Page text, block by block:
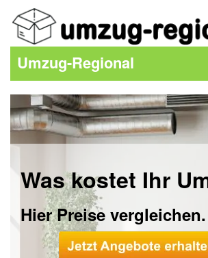
Umzug-Regional
Was kostet Ihr
Hier Preise vergleichen.